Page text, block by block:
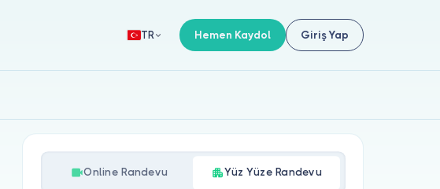
TR Hemen Kaydol Giriş Yap
Online Randevu Yüz Yüze Randevu